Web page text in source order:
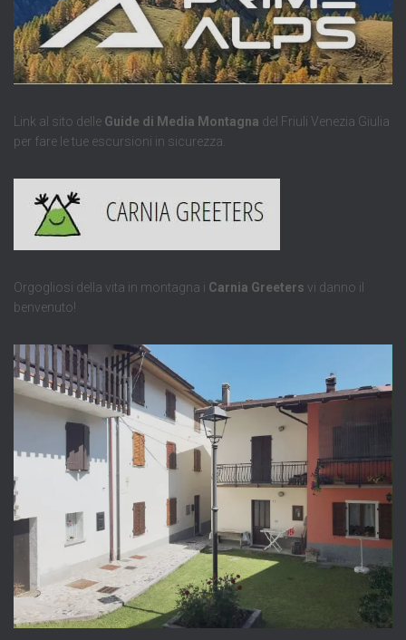
Link al sito delle Guide di Media Montagna del Friuli Venezia Giulia
per fare le tue escursioni in sicurezza.
Orgogliosi della vita in montagna i Carnia Greeters vi danno il
benvenuto!